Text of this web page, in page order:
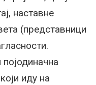
наставне
(представници
иду на